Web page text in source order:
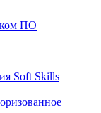
ПО
Soft Skills